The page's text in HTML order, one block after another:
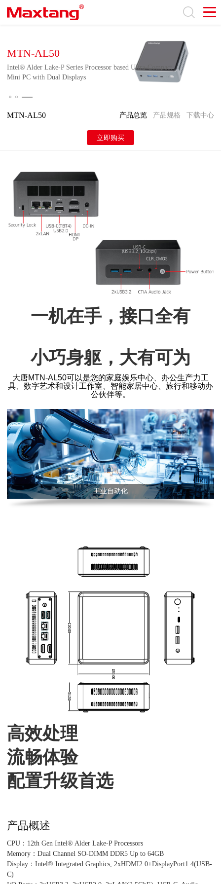
MTN-AL50
Intel® Alder Lake-P Series Processor based Ultra-Compact
Mini PC with Dual Displays
MTN-AL50 产品总览 产品规格 下载中心
立即购买
一机在手，接口全有
小巧身躯，大有可为
大唐MTN-AL50可以是您的家庭娱乐中心、办公生产力工
具、数字艺术和设计工作室、智能家居中心、旅行和移动办
公伙伴等。
工业自动化
高效处理
流畅体验
配置升级首选
产品概述
CPU：12th Gen Intel® Alder Lake-P Processors
Memory：Dual Channel SO-DIMM DDR5 Up to 64GB
Display：Intel® Integrated Graphics, 2xHDMI2.0+DisplayPort1.4(USB-
C)